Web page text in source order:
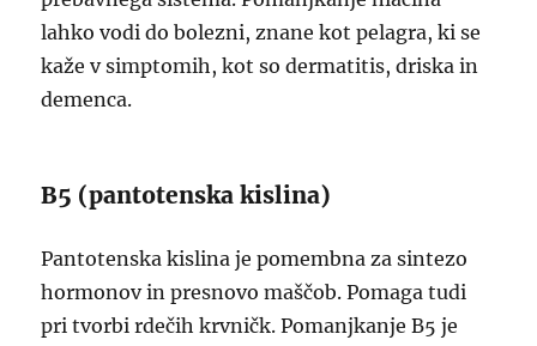
lahko vodi do bolezni, znane kot pelagra, ki se
kaže v simptomih, kot so dermatitis, driska in
demenca.
B5 (pantotenska kislina)
Pantotenska kislina je pomembna za sintezo
hormonov in presnovo maščob. Pomaga tudi
pri tvorbi rdečih krvničk. Pomanjkanje B5 je